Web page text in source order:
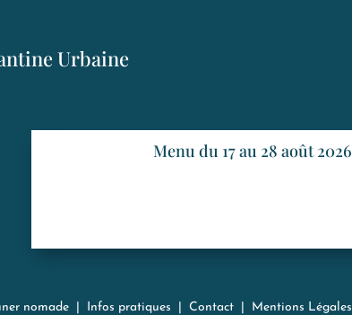
Urbaine
Menu du 17 au 28 août 2026
nomade| Infos pratiques Contact| Mentions Légales